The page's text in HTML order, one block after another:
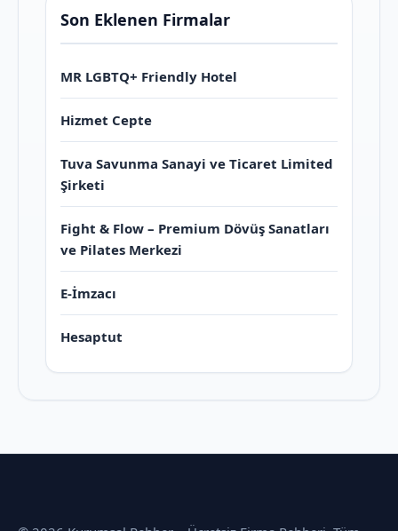
Son Eklenen Firmalar
MR LGBTQ+ Friendly Hotel
Hizmet Cepte
Tuva Savunma Sanayi ve Ticaret Limited
Şirketi
Fight & Flow – Premium Dövüş Sanatları
ve Pilates Merkezi
E-İmzacı
Hesaptut